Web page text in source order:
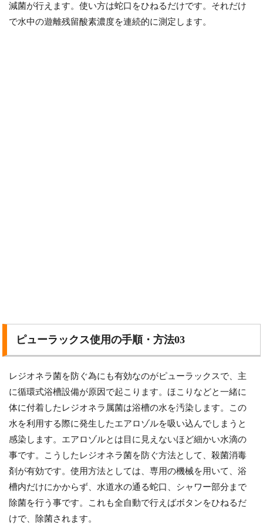
減菌が行えます。使い方は蛇口をひねるだけです。それだけ
で水中の遊離残留酸素濃度を連続的に測定します。
ピューラックス使用の手順・方法03
レジオネラ菌を防ぐ為にも有効なのがピューラックスで、主
に循環式浴槽設備が原因で起こります。ほこりなどと一緒に
体に付着したレジオネラ属菌は浴槽の水を汚染します。この
水を利用する際に発生したエアロゾルを吸い込んでしまうと
感染します。エアロゾルとは目に見えないほど細かい水滴の
事です。こうしたレジオネラ菌を防ぐ方法として、殺菌消毒
剤が有効です。使用方法としては、専用の機械を用いて、浴
槽内だけにかからず、水道水の通る蛇口、シャワー部分まで
除菌を行う事です。これも全自動で行えばボタンをひねるだ
けで、除菌されます。